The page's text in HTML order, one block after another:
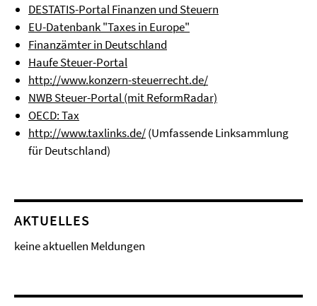
DESTATIS-Portal Finanzen und Steuern
EU-Datenbank "Taxes in Europe"
Finanzämter in Deutschland
Haufe Steuer-Portal
http://www.konzern-steuerrecht.de/
NWB Steuer-Portal (mit ReformRadar)
OECD: Tax
http://www.taxlinks.de/(Umfassende Linksammlung
für Deutschland)
AKTUELLES
keine aktuellen Meldungen